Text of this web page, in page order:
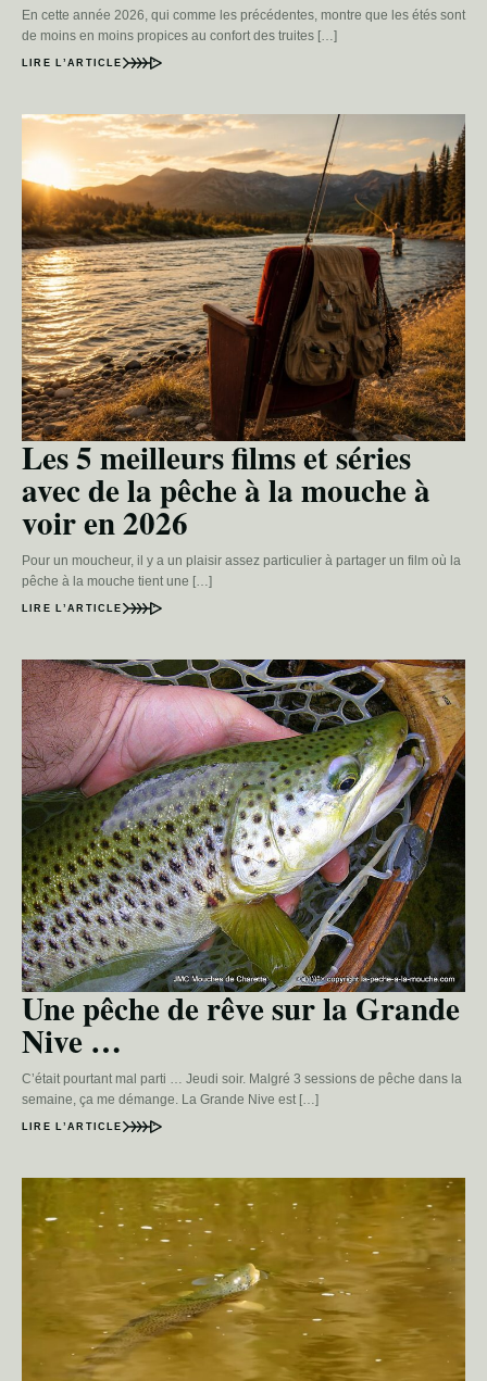
En cette année 2026, qui comme les précédentes, montre que les étés sont
de moins en moins propices au confort des truites […]
LIRE L’ARTICLE
Les 5 meilleurs films et séries
avec de la pêche à la mouche à
voir en 2026
Pour un moucheur, il y a un plaisir assez particulier à partager un film où la
pêche à la mouche tient une […]
LIRE L’ARTICLE
Une pêche de rêve sur la Grande
Nive …
C’était pourtant mal parti … Jeudi soir. Malgré 3 sessions de pêche dans la
semaine, ça me démange. La Grande Nive est […]
LIRE L’ARTICLE